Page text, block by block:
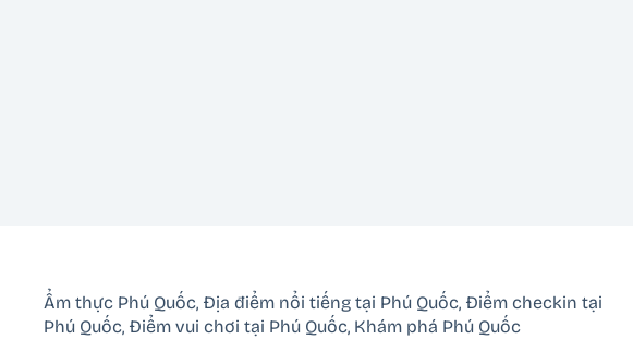
Ẩm thực Phú Quốc, Địa điểm nổi tiếng tại Phú Quốc, Điểm checkin tại
Phú Quốc, Điểm vui chơi tại Phú Quốc, Khám phá Phú Quốc